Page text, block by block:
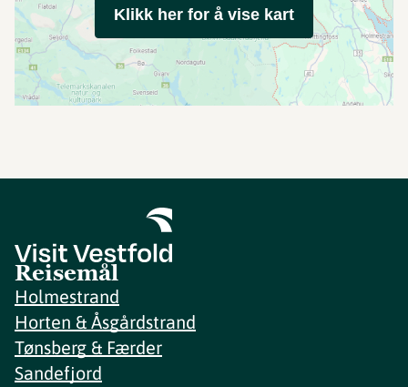
Klikk her for å vise kart
Reisemål
Holmestrand
Horten & Åsgårdstrand
Tønsberg & Færder
Sandefjord